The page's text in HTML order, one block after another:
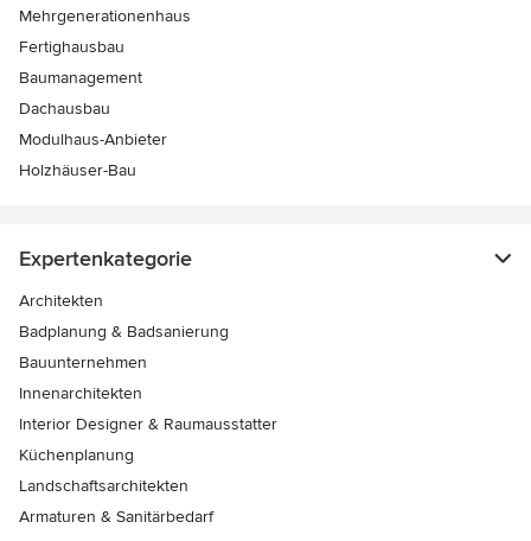
Mehrgenerationenhaus
Fertighausbau
Baumanagement
Dachausbau
Modulhaus-Anbieter
Holzhäuser-Bau
Expertenkategorie
Architekten
Badplanung & Badsanierung
Bauunternehmen
Innenarchitekten
Interior Designer & Raumausstatter
Küchenplanung
Landschaftsarchitekten
Armaturen & Sanitärbedarf